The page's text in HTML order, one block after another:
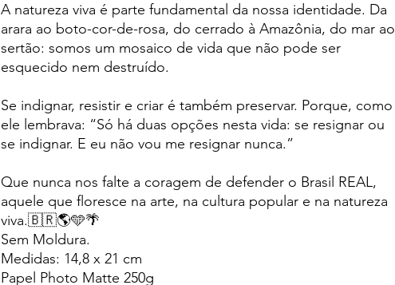
A natureza viva é parte fundamental da nossa identidade. Da
arara ao boto-cor-de-rosa, do cerrado à Amazônia, do mar ao
sertão: somos um mosaico de vida que não pode ser
esquecido nem destruído.
Se indignar, resistir e criar é também preservar. Porque, como
ele lembrava: “Só há duas opções nesta vida: se resignar ou
se indignar. E eu não vou me resignar nunca.”
Que nunca nos falte a coragem de defender o Brasil REAL,
aquele que floresce na arte, na cultura popular e na natureza
viva.🇧🇷🌎🩵🌴
Sem Moldura.
Medidas: 14,8 x 21 cm
Papel Photo Matte 250g